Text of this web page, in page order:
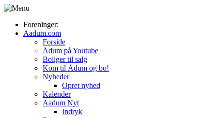
Foreninger:
Aadum.com
Forside
Ådum på Youtube
Boliger til salg
Kom til Ådum og bo!
Nyheder
Opret nyhed
Kalender
Aadum Nyt
Indryk